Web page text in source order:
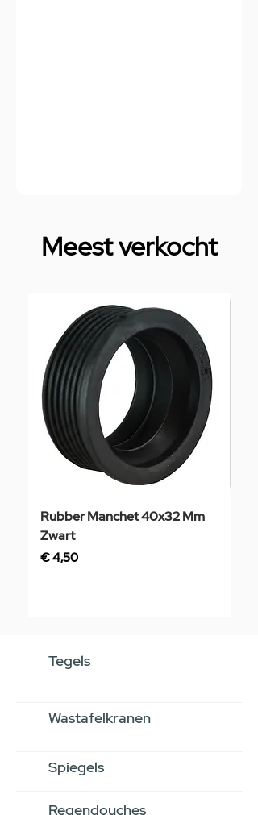
Meest verkocht
Rubber Manchet 40x32 Mm
Zwart
Prijs
€ 4,50
Tegels
Wastafelkranen
Spiegels
Regendouches